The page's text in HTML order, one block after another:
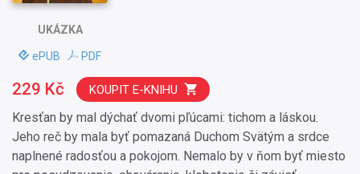
UKÁZKA
ePUB PDF
Kresťan by mal dýchať dvomi pľúcami: tichom a láskou.
Jeho reč by mala byť pomazaná Duchom Svätým a srdce
naplnené radosťou a pokojom. Nemalo by v ňom byť miesto
229 Kč KOUPIT E-KNIHU